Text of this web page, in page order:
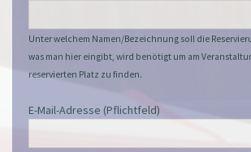
Unter welchem Namen/Bezeichnung soll die
was man hier eingibt, wird benötigt um am
reservierten Platz zu finden.
E-Mail-Adresse (Pflichtfeld)